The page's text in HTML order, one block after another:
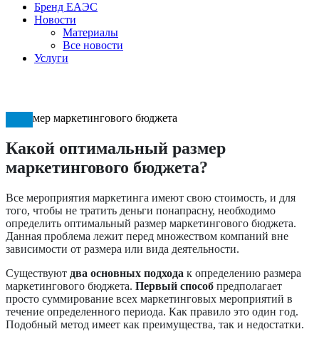
Бренд ЕАЭС
Новости
Материалы
Все новости
Услуги
Какой оптимальный размер
маркетингового бюджета?
Все мероприятия маркетинга имеют свою стоимость, и для
того, чтобы не тратить деньги понапрасну, необходимо
определить оптимальный размер маркетингового бюджета.
Данная проблема лежит перед множеством компаний вне
зависимости от размера или вида деятельности.
Существуют два основных подхода к определению размера
маркетингового бюджета. Первый способ предполагает
просто суммирование всех маркетинговых мероприятий в
течение определенного периода. Как правило это один год.
Подобный метод имеет как преимущества, так и недостатки.